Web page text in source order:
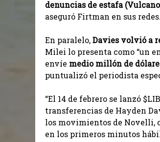
denuncias de estafa
aseguró Firtman en sus redes.
En paralelo,Davies volvió a
Milei lo presenta como “un
envíe medio millón de
puntualizó el periodista
“El 14 de febrero se lanzó
transferencias de Hayden
los movimientos de Novelli,
en los primeros minutos